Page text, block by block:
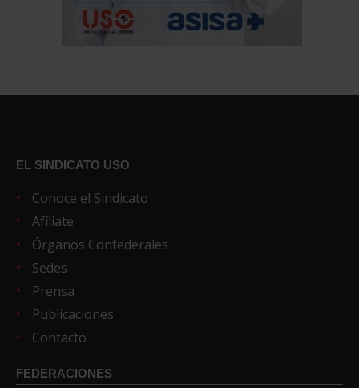
EL SINDICATO USO
Conoce el Sindicato
Afíliate
Órganos Confederales
Sedes
Prensa
Publicaciones
Contacto
FEDERACIONES